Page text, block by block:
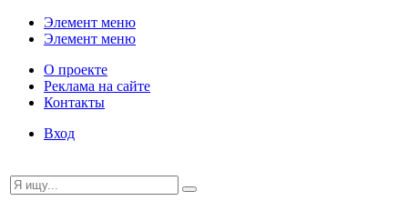
Элемент меню
Элемент меню
О проекте
Реклама на сайте
Контакты
Вход